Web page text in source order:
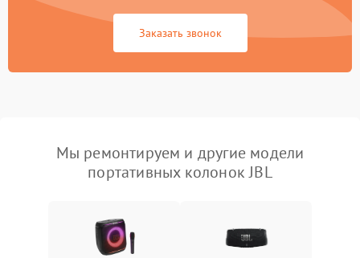
Заказать звонок
Мы ремонтируем и другие модели
портативных колонок JBL